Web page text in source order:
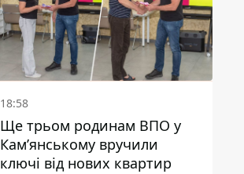
18:58
Ще трьом родинам ВПО у
Кам’янському вручили
ключі від нових квартир